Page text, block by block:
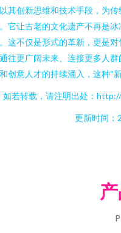
其创新思维和技术手段，为
它让古老的文化遗产不再是
这不仅是形式的革新，更是
往更广阔未来、连接更多人
创意人才的持续涌入，这种“
如若转载，请注明出处：
更新时间：